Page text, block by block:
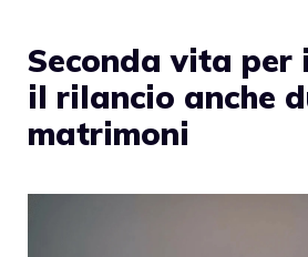
Seconda vita per
il rilancio anche
matrimoni